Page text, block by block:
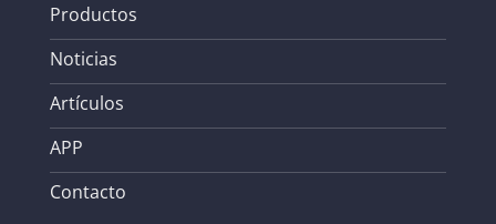
Productos
Noticias
Artículos
APP
Contacto